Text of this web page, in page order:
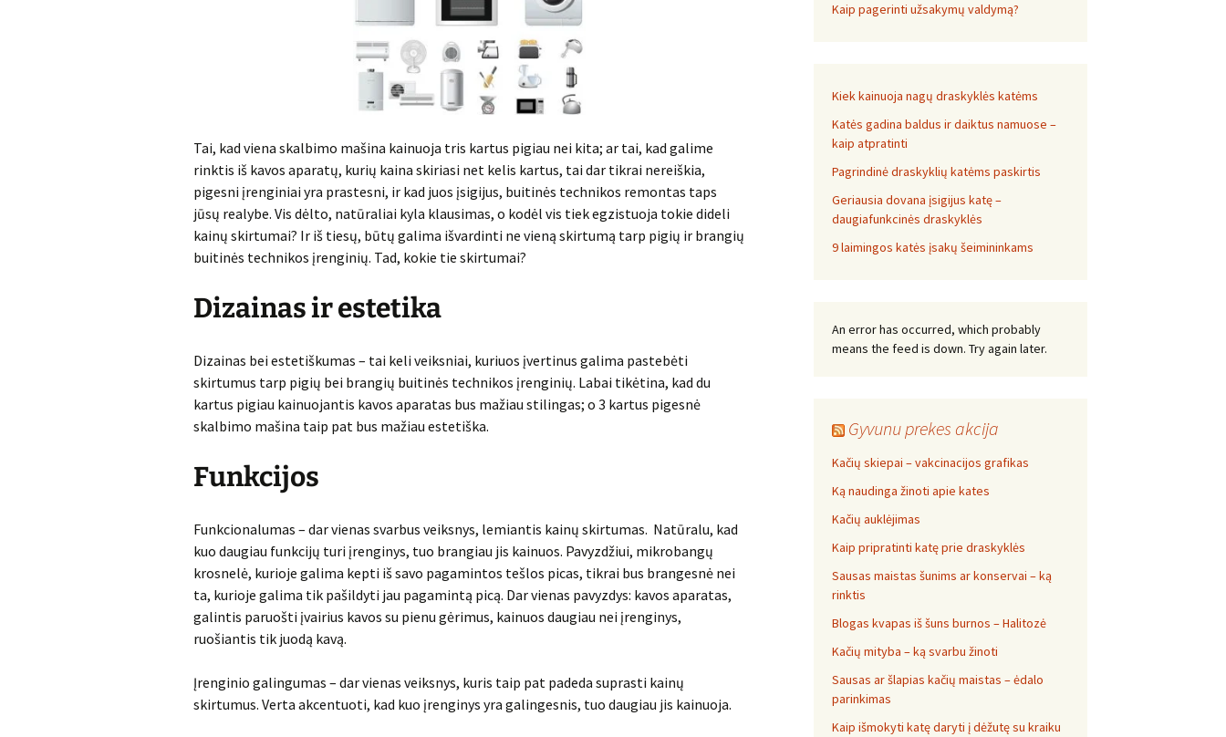
Tai, kad viena skalbimo mašina kainuoja tris kartus pigiau nei kita; ar tai, kad galime
rinktis iš kavos aparatų, kurių kaina skiriasi net kelis kartus, tai dar tikrai nereiškia,
pigesni įrenginiai yra prastesni, ir kad juos įsigijus, buitinės technikos remontas taps
jūsų realybe. Vis dėlto, natūraliai kyla klausimas, o kodėl vis tiek egzistuoja tokie dideli
kainų skirtumai? Ir iš tiesų, būtų galima išvardinti ne vieną skirtumą tarp pigių ir brangių
buitinės technikos įrenginių. Tad, kokie tie skirtumai?
Dizainas ir estetika
Dizainas bei estetiškumas – tai keli veiksniai, kuriuos įvertinus galima pastebėti
skirtumus tarp pigių bei brangių buitinės technikos įrenginių. Labai tikėtina, kad du
kartus pigiau kainuojantis kavos aparatas bus mažiau stilingas; o 3 kartus pigesnė
skalbimo mašina taip pat bus mažiau estetiška.
Funkcijos
Funkcionalumas – dar vienas svarbus veiksnys, lemiantis kainų skirtumas. Natūralu, kad
kuo daugiau funkcijų turi įrenginys, tuo brangiau jis kainuos. Pavyzdžiui, mikrobangų
krosnelė, kurioje galima kepti iš savo pagamintos tešlos picas, tikrai bus brangesnė nei
ta, kurioje galima tik pašildyti jau pagamintą picą. Dar vienas pavyzdys: kavos aparatas,
galintis paruošti įvairius kavos su pienu gėrimus, kainuos daugiau nei įrenginys,
ruošiantis tik juodą kavą.
Įrenginio galingumas – dar vienas veiksnys, kuris taip pat padeda suprasti kainų
skirtumus. Verta akcentuoti, kad kuo įrenginys yra galingesnis, tuo daugiau jis kainuoja.
Kaip pagerinti užsakymų valdymą?
Kiek kainuoja nagų draskyklės katėms
Katės gadina baldus ir daiktus namuose –
kaip atpratinti
Pagrindinė draskyklių katėms paskirtis
Geriausia dovana įsigijus katę –
daugiafunkcinės draskyklės
9 laimingos katės įsakų šeimininkams
An error has occurred, which probably
means the feed is down. Try again later.
Gyvunu prekes akcija
Kačių skiepai – vakcinacijos grafikas
Ką naudinga žinoti apie kates
Kačių auklėjimas
Kaip pripratinti katę prie draskyklės
Sausas maistas šunims ar konservai – ką
rinktis
Blogas kvapas iš šuns burnos – Halitozė
Kačių mityba – ką svarbu žinoti
Sausas ar šlapias kačių maistas – ėdalo
parinkimas
Kaip išmokyti katę daryti į dėžutę su kraiku